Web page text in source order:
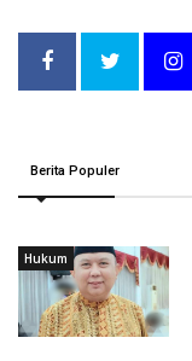
Berita Populer
Hukum